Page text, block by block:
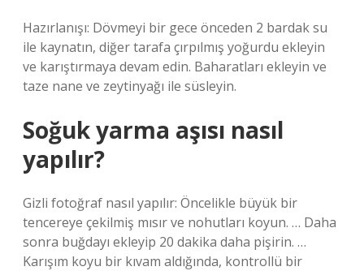
Hazırlanışı: Dövmeyi bir gece önceden 2 bardak su
ile kaynatın, diğer tarafa çırpılmış yoğurdu ekleyin
ve karıştırmaya devam edin. Baharatları ekleyin ve
taze nane ve zeytinyağı ile süsleyin.
Soğuk yarma aşısı nasıl
yapılır?
Gizli fotoğraf nasıl yapılır: Öncelikle büyük bir
tencereye çekilmiş mısır ve nohutları koyun. … Daha
sonra buğdayı ekleyip 20 dakika daha pişirin. …
Karışım koyu bir kıvam aldığında, kontrollü bir